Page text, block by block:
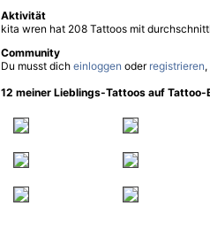
Aktivität
kita wren hat 208 Tattoos mit
Community
Du musst dich einloggen oder registrieren
12 meiner Lieblings-Tattoos auf